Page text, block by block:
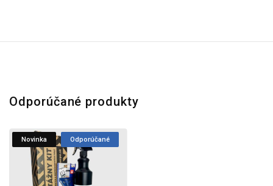
Odporúčané produkty
Novinka Odporúčané